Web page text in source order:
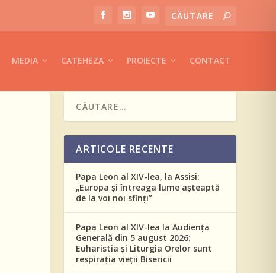
MEDIA CATEHEZA PROIECTE CONTACT
ARTICOLE RECENTE
Papa Leon al XIV-lea, la Assisi:
„Europa și întreaga lume așteaptă
de la voi noi sfinți”
Papa Leon al XIV-lea la Audiența
Generală din 5 august 2026:
Euharistia și Liturgia Orelor sunt
respirația vieții Bisericii